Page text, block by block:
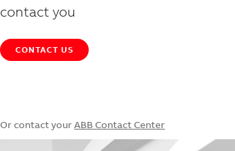
contact you
CONTACT US
Or contact your ABB Contact Center